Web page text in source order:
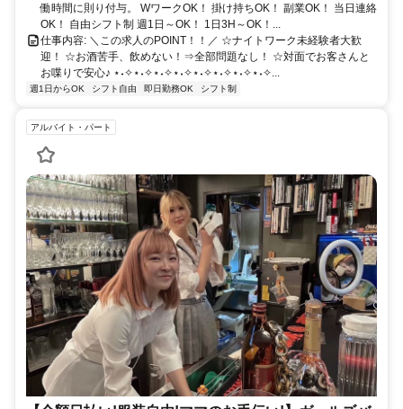
働時間に則り付与。 WワークOK！ 掛け持ちOK！ 副業OK！ 当日連絡
OK！ 自由シフト制 週1日～OK！ 1日3H～OK！...
仕事内容: ＼この求人のPOINT！！／ ☆ナイトワーク未経験者大歓
迎！ ☆お酒苦手、飲めない！⇒全部問題なし！ ☆対面でお客さんと
お喋りで安心♪ ⋆˖✧⋆˖✧⋆˖✧⋆˖✧⋆˖✧⋆˖✧⋆˖✧⋆˖✧...
週1日からOK シフト自由 即日勤務OK シフト制
アルバイト・パート